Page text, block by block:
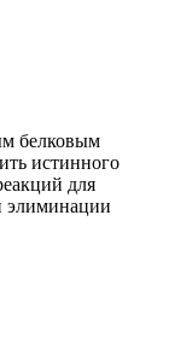
белковым
истинного
для
элиминации